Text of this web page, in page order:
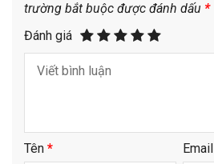
trường bắt buộc được đánh dấu *
Đánh giá
Tên * Email